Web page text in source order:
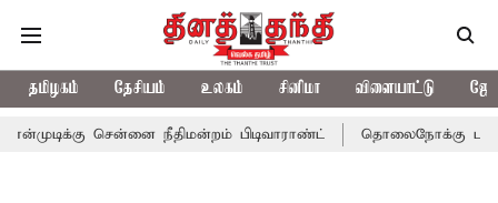
தமிழகம் தேசியம் உலகம் சினிமா விளையாட்டு
நீதிமன்றம் பிடிவாராண்ட் தொலைநோக்கு பார்வையுடன்